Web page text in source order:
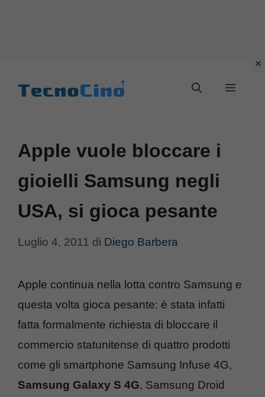
Menu
Apple vuole bloccare i
gioielli Samsung negli
USA, si gioca pesante
Luglio 4, 2011 di Diego Barbera
Apple continua nella lotta contro Samsung e
questa volta gioca pesante: è stata infatti
fatta formalmente richiesta di bloccare il
commercio statunitense di quattro prodotti
come gli smartphone Samsung Infuse 4G,
Samsung Galaxy S 4G, Samsung Droid